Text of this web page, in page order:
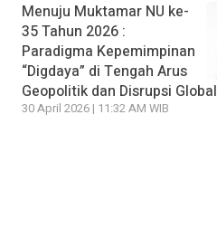
Menuju Muktamar NU ke-
35 Tahun 2026 :
Paradigma Kepemimpinan
“Digdaya” di Tengah Arus
Geopolitik dan Disrupsi Global
30 April 2026 | 11:32 AM WIB